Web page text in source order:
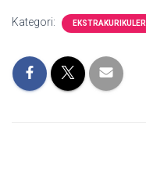
Kategori: EKSTRAKURIKULER